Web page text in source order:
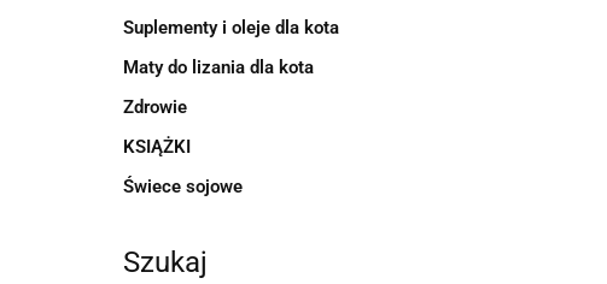
Suplementy i oleje dla kota
Maty do lizania dla kota
Zdrowie
KSIĄŻKI
Świece sojowe
Szukaj